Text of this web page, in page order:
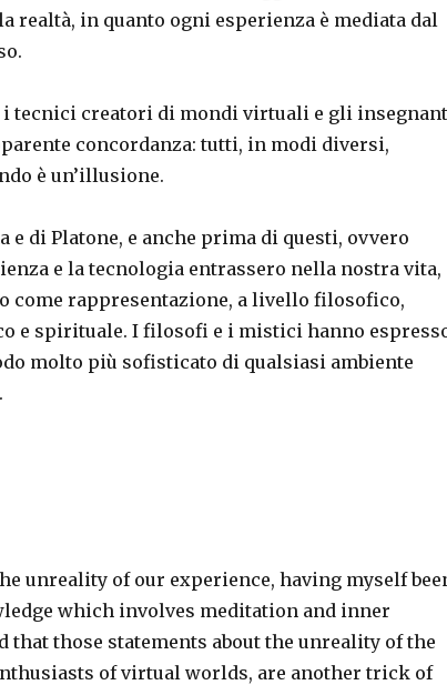
realtà, in quanto ogni esperienza è mediata dal
tecnici creatori di mondi virtuali e gli
concordanza: tutti, in modi diversi,
è un’illusione.
e di Platone, e anche prima di questi, ovvero
e la tecnologia entrassero nella nostra vita,
come rappresentazione, a livello filosofico,
e spirituale. I filosofi e i mistici hanno
molto più sofisticato di qualsiasi ambiente
unreality of our experience, having myself
which involves meditation and inner
that those statements about the unreality of the
of virtual worlds, are another trick of